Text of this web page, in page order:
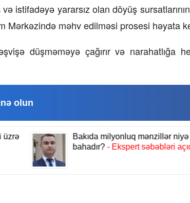
istifadəyə yararsız olan döyüş
Mərkəzində məhv edilməsi prosesi həyata
düşməməyə çağırır və narahatlığa
olun
23 İyul 2026, 15:48
Süni qiymət
alınmalıdır?